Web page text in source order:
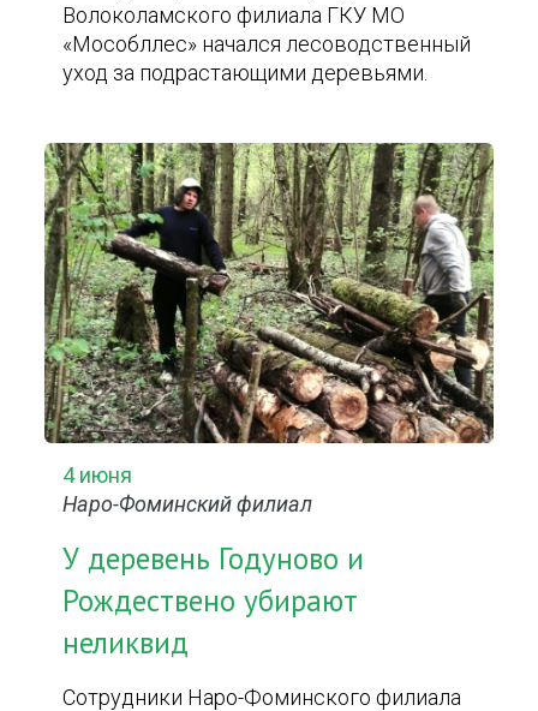
Волоколамского филиала ГКУ МО
«Мособллес» начался лесоводственный
уход за подрастающими деревьями.
4 июня
Наро-Фоминский филиал
У деревень Годуново и
Рождествено убирают
неликвид
Сотрудники Наро-Фоминского филиала